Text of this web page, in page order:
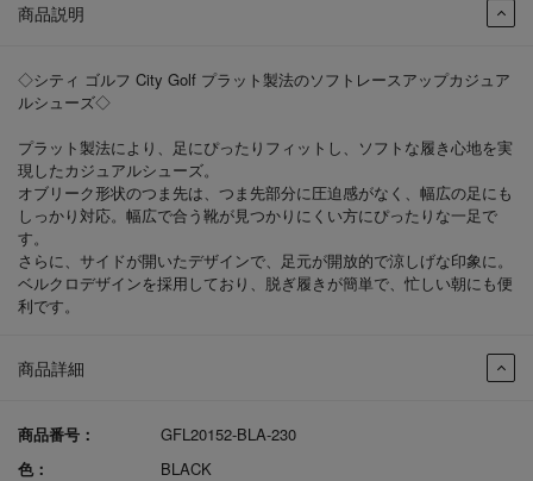
商品詳細
商品番号：
GFL20152-BLA-230
色：
BLACK
商品説明
◇シティ ゴルフ City Golf プラット製法のソフトレースアップカジュア
ルシューズ◇
プラット製法により、足にぴったりフィットし、ソフトな履き心地を実
現したカジュアルシューズ。
オブリーク形状のつま先は、つま先部分に圧迫感がなく、幅広の足にも
しっかり対応。幅広で合う靴が見つかりにくい方にぴったりな一足で
す。
さらに、サイドが開いたデザインで、足元が開放的で涼しげな印象に。
ベルクロデザインを採用しており、脱ぎ履きが簡単で、忙しい朝にも便
利です。